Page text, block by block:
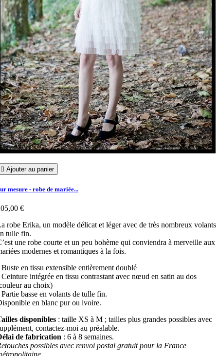
 Ajouter au panier
mesure - robe de mariée...
€
robe Erika, un modèle délicat et léger avec de très nombreux volants
tulle fin.
une robe courte et un peu bohème qui conviendra à merveille aux
modernes et romantiques à la fois.
Buste en tissu extensible entièrement doublé
Ceinture intégrée en tissu contrastant avec nœud en satin au dos
au choix)
Partie basse en volants de tulle fin.
en blanc pur ou ivoire.
disponibles : taille XS à M ; tailles plus grandes possibles avec
contactez-moi au préalable.
de fabrication : 6 à 8 semaines.
possibles avec renvoi postal gratuit pour la France